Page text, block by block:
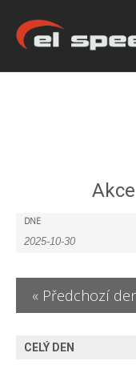
A
e
S
A
c
e
S
DNE
« Předchozí
CELÝ DEN